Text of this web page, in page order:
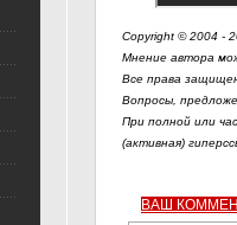
Copyright © 2004 -
Мнение автора
Все права
Вопросы,
При полной или
(активная)
ВАШ